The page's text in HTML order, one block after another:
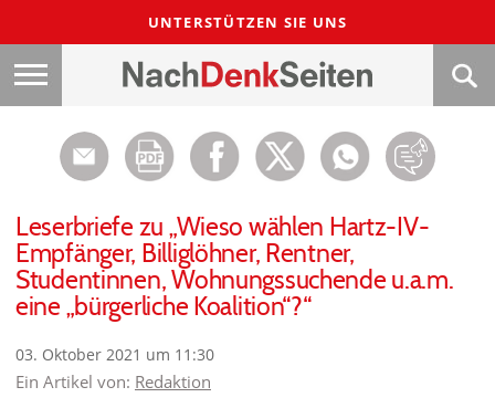
UNTERSTÜTZEN SIE UNS
Leserbriefe zu „Wieso wählen Hartz-IV-
Empfänger, Billiglöhner, Rentner,
Studentinnen, Wohnungssuchende u.a.m.
eine „bürgerliche Koalition“?“
03. Oktober 2021 um 11:30
Ein Artikel von: Redaktion